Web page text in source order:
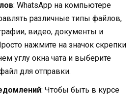
: WhatsApp на компьютере
различные типы файлов,
видео, документы и
нажмите на значок скрепки
углу окна чата и выберите
для отправки.
: Чтобы быть в курсе